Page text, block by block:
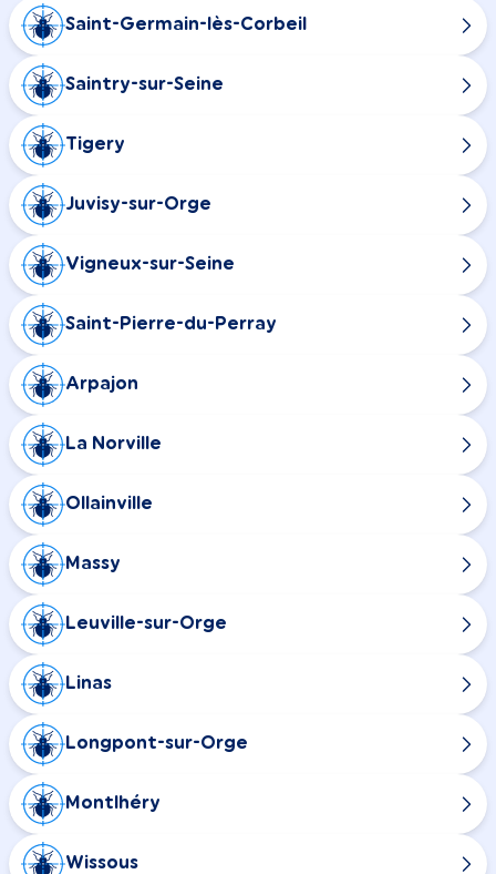
Saint-Germain-lès-Corbeil
Saintry-sur-Seine
Tigery
Juvisy-sur-Orge
Vigneux-sur-Seine
Saint-Pierre-du-Perray
Arpajon
La Norville
Ollainville
Massy
Leuville-sur-Orge
Linas
Longpont-sur-Orge
Montlhéry
Wissous